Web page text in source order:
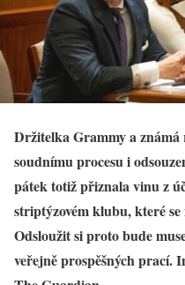
Držitelka Grammy a
soudnímu procesu i
pátek totiž přiznala vinu z
striptýzovém klubu, které
Odsloužit si proto bude
veřejně prospěšných prací.